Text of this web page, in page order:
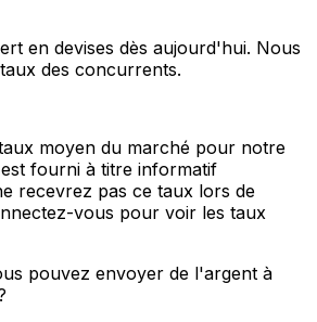
en devises dès aujourd'hui. Nous
des concurrents.
moyen du marché pour notre
fourni à titre informatif
recevrez pas ce taux lors de
vous pour voir les taux
pouvez envoyer de l'argent à